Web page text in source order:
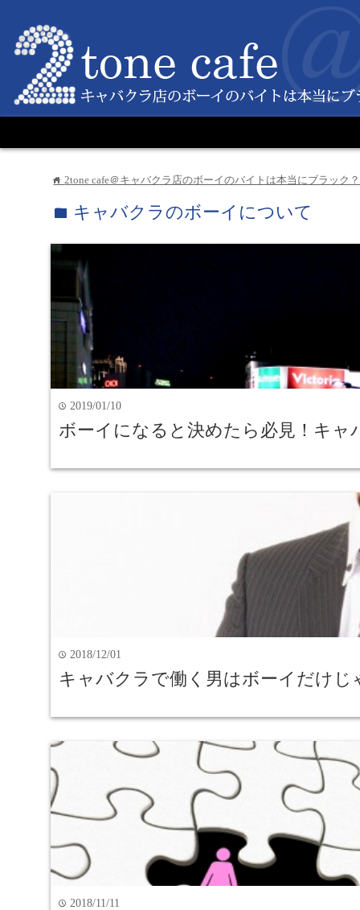
home2tone cafe＠キャバクラ店のボーイのバイトは本当にブラック？
folder キャバクラのボーイについて
time2019/01/10
ボーイになると決めたら必見！キ
time2018/12/01
キャバクラで働く男はボーイだけ
time2018/11/11